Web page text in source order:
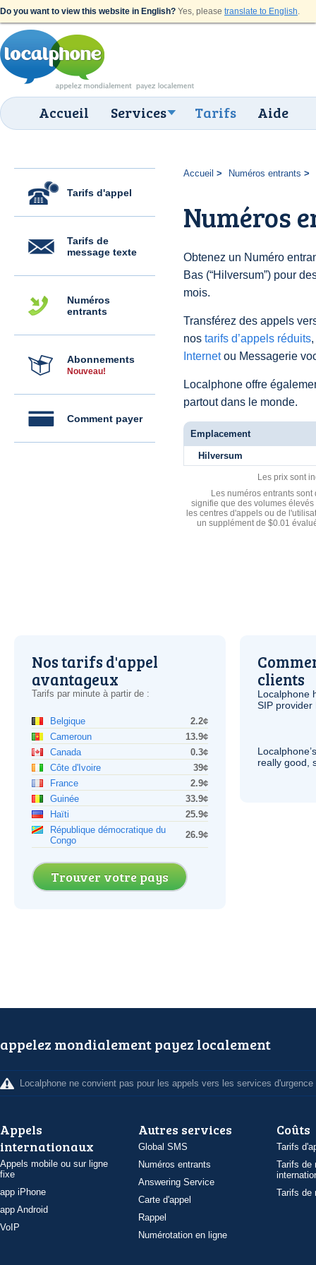
Do you want to view this website in English? Yes, please translate to English.
Accueil Services Tarifs Aide
Tarifs d'appel
Tarifs de
message texte
Numéros
entrants
Abonnements
Nouveau!
Comment payer
Accueil Numéros entrants
Numéros
Obtenez un Numéro
Bas (“Hilversum”) pour
mois.
Transférez des appels
nos tarifs d’appels réduits
Internetou Messagerie
Localphone offre
partout dans le monde.
Emplacement
Hilversum
Les prix sont
Les numéros entrants
signifie que des volumes
les centres d'appels ou de
un supplément de $0.01
Nos tarifs d'appel
avantageux
Tarifs par minute à partir de :
Belgique
2.2¢
Cameroun
13.9¢
Canada
0.3¢
Côte d'Ivoire
39¢
France
2.9¢
Guinée
33.9¢
Haïti
25.9¢
République démocratique du
Congo
26.9¢
Trouver votre pays
clients
Localphone
SIP provider
really good,
appelez mondialement payez localement
Localphone ne convient pas pour les appels vers les services d'urgence
Appels
internationaux
Appels mobile ou sur ligne
fixe
app iPhone
app Android
VoIP
Autres services
Global SMS
Numéros entrants
Answering Service
Carte d'appel
Rappel
Numérotation en ligne
Coûts
Tarifs
Tarifs de
Tarifs de